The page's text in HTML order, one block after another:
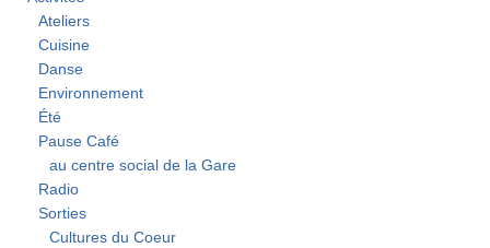
Ateliers
Cuisine
Danse
Environnement
Été
Pause Café
au centre social de la Gare
Radio
Sorties
Cultures du Coeur